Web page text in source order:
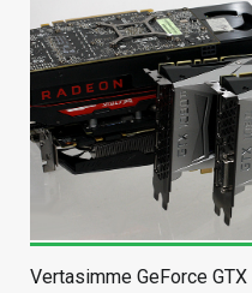
Vertasimme GeForce